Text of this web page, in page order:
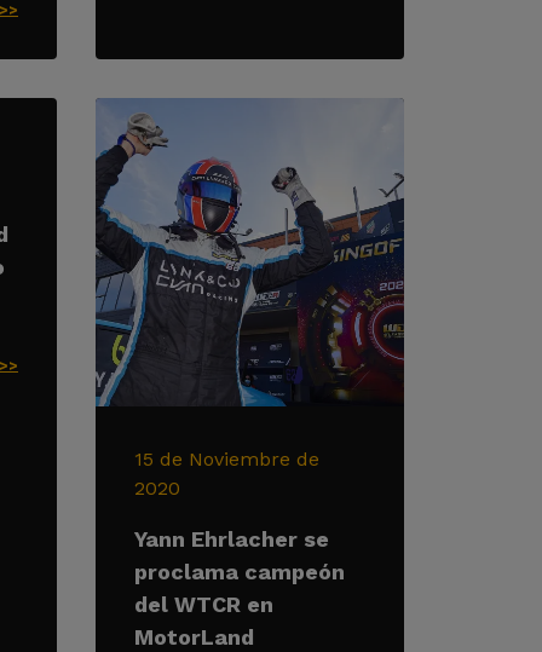
15 de Noviembre de
2020
Yann Ehrlacher se
proclama campeón
del WTCR en
MotorLand